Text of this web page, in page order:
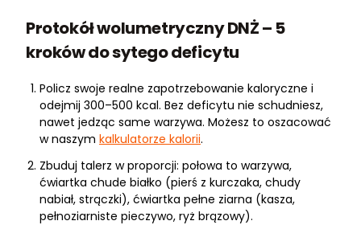
Protokół wolumetryczny DNŻ – 5
kroków do sytego deficytu
Policz swoje realne zapotrzebowanie kaloryczne i
odejmij 300–500 kcal. Bez deficytu nie schudniesz,
nawet jedząc same warzywa. Możesz to oszacować
w naszym kalkulatorze kalorii.
Zbuduj talerz w proporcji: połowa to warzywa,
ćwiartka chude białko (pierś z kurczaka, chudy
nabiał, strączki), ćwiartka pełne ziarna (kasza,
pełnoziarniste pieczywo, ryż brązowy).